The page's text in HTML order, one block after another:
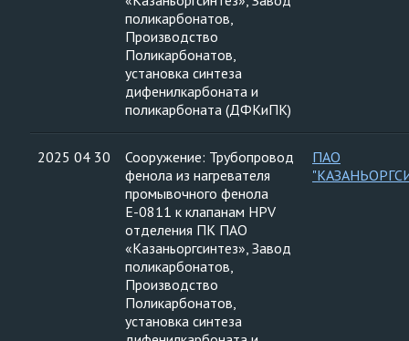
поликарбонатов,
Производство
Поликарбонатов,
установка синтеза
дифенилкарбоната и
поликарбоната (ДФКиПК)
2025 04 30
Сооружение: Трубопровод
фенола из нагревателя
промывочного фенола
Е-0811 к клапанам HPV
отделения ПК ПАО
«Казаньоргсинтез», Завод
поликарбонатов,
Производство
Поликарбонатов,
установка синтеза
ПАО